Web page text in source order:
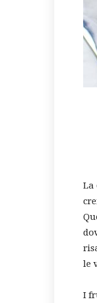
La
le
I